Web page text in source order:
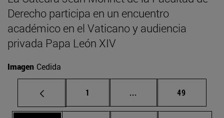
Derecho participa en un encuentro
académico en el Vaticano y audiencia
privada Papa León XIV
Imagen Cedida
Página
1 ... Páginas intermedias
Página
49